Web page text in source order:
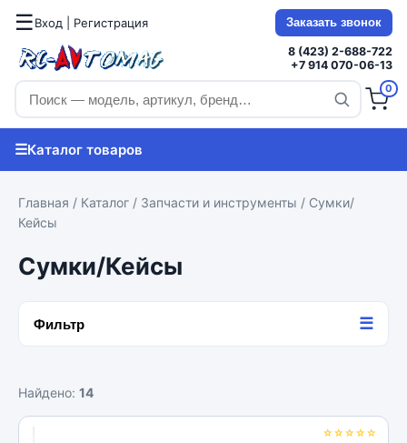
☰Вход | Регистрация Заказать звонок
8 (423) 2-688-722
+7 914 070-06-13
0
☰Каталог товаров
Главная / Каталог / Запчасти и инструменты / Сумки/
Кейсы
Сумки/Кейсы
Фильтр ☰
Найдено: 14
☆☆☆☆☆